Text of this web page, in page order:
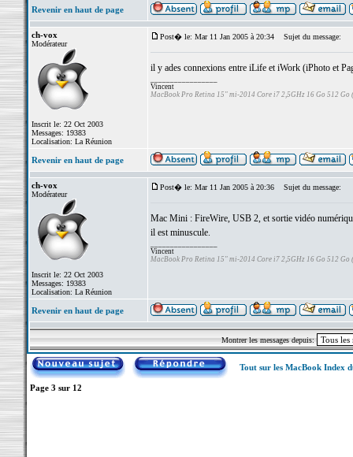
Revenir en haut de page
ch-vox
Modérateur
Inscrit le: 22 Oct 2003
Messages: 19383
Localisation: La Réunion
Post� le: Mar 11 Jan 2005 à 20:34 Sujet du message:
il y ades connexions entre iLife et iWork (iPhoto et
Vincent
MacBook Pro Retina 15" mi-2014 Core i7 2,5GHz 16 Go 512 Go
Revenir en haut de page
ch-vox
Modérateur
Inscrit le: 22 Oct 2003
Messages: 19383
Localisation: La Réunion
Post� le: Mar 11 Jan 2005 à 20:36 Sujet du message:
Mac Mini : FireWire, USB 2, et sortie vidéo
il est minuscule.
Vincent
MacBook Pro Retina 15" mi-2014 Core i7 2,5GHz 16 Go 512 Go
Revenir en haut de page
Montrer les messages depuis:
Tout sur les MacBook Index
Page 3 sur 12